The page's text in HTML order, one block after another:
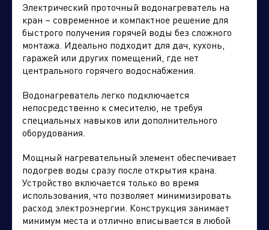
Электрический проточный водонагреватель на
кран – современное и компактное решение для
быстрого получения горячей воды без сложного
монтажа. Идеально подходит для дач, кухонь,
гаражей или других помещений, где нет
центрального горячего водоснабжения.
Водонагреватель легко подключается
непосредственно к смесителю, не требуя
специальных навыков или дополнительного
оборудования.
Мощный нагревательный элемент обеспечивает
подогрев воды сразу после открытия крана.
Устройство включается только во время
использования, что позволяет минимизировать
расход электроэнергии. Конструкция занимает
минимум места и отлично вписывается в любой